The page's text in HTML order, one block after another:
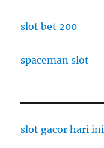
slot bet 200
spaceman slot
slot gacor hari ini